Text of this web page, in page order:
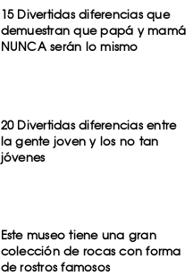
15 Divertidas diferencias que
demuestran que papá y mamá
NUNCA serán lo mismo
20 Divertidas diferencias entre
la gente joven y los no tan
jóvenes
Este museo tiene una gran
colección de rocas con forma
de rostros famosos